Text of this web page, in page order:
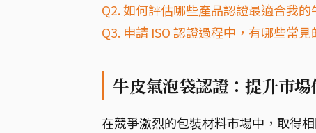
Q2. 如何評估哪些產品認證最適合我
Q3. 申請 ISO 認證過程中，有哪些常
牛皮氣泡袋認證：提升市場
在競爭激烈的包裝材料市場中，取得